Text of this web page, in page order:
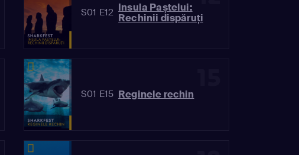
S01 E12 Insula Paștelui:
Rechinii dispăruți
S01 E15 Reginele rechin